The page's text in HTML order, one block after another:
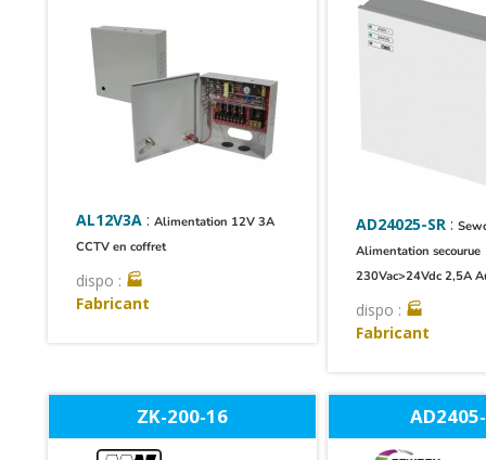
AL12V3A :Alimentation 12V 3A
CCTV en coffret
dispo : 🏭
Fabricant
AD24025-SR :
Alimentation secourue
230Vac>24Vdc 2,5A
dispo : 🏭
Fabricant
ZK-200-16